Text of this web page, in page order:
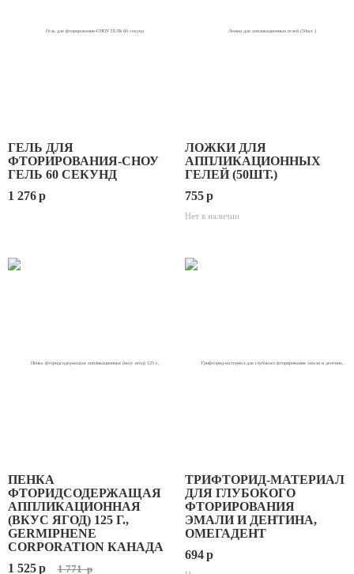
ГЕЛЬ ДЛЯ
ФТОРИРОВАНИЯ-СНОУ
ГЕЛЬ 60 СЕКУНД
1 276p
ЛОЖКИ ДЛЯ
АППЛИКАЦИОННЫХ
ГЕЛЕЙ (50ШТ.)
755p
Нет в наличии
ПЕНКА
ФТОРИДСОДЕРЖАЩАЯ
АППЛИКАЦИОННАЯ
(ВКУС ЯГОД) 125 Г.,
GERMIPHENE
CORPORATION КАНАДА
1 525p 1 771 p
ТРИФТОРИД-МАТЕРИАЛ
ДЛЯ ГЛУБОКОГО
ФТОРИРОВАНИЯ
ЭМАЛИ И ДЕНТИНА,
ОМЕГАДЕНТ
694p